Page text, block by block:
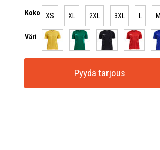
Koko XS XL 2XL 3XL L
Väri
Pyydä tarjous